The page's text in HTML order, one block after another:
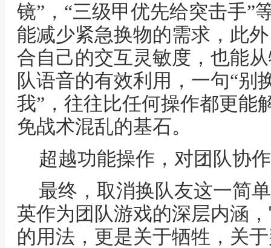
镜”，“三级甲优先给突击手”
能减少紧急换物的需求，此
合自己的交互灵敏度，也能
队语音的有效利用，一句“别
我”，往往比任何操作都更能
免战术混乱的基石。
超越功能操作，对团队协
最终，取消换队友这一简
英作为团队游戏的深层内涵
的用法，更是关于牺牲，关